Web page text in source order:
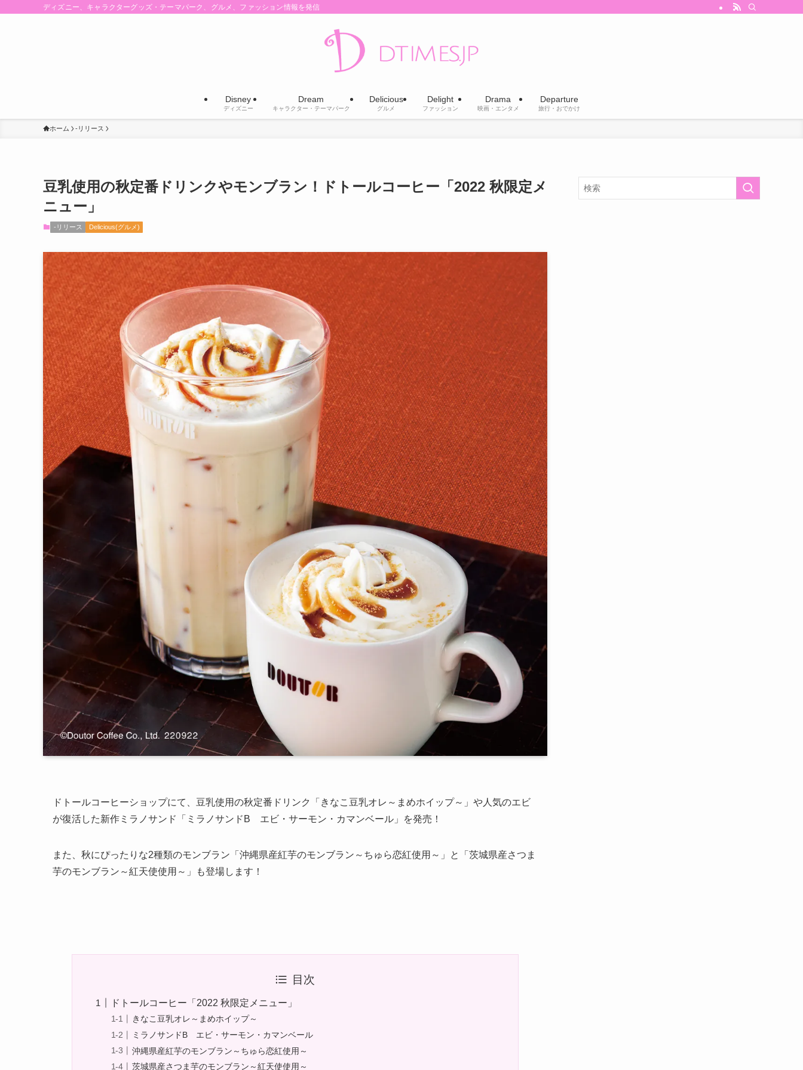
ディズニー、キャラクターグッズ・テーマパーク、グルメ、ファッション情報を発信
Disney
ディズニー
Dream
キャラクター・テーマパーク
Delicious
グルメ
Delight
ファッション
Drama
映画・エンタメ
Departure
旅行・おでかけ
ホーム -リリース
豆乳使用の秋定番ドリンクやモンブラン！ドトールコーヒー「2022 秋限定メ
ニュー」
-リリース Delicious(グルメ)
ドトールコーヒーショップにて、豆乳使用の秋定番ドリンク「きなこ豆乳オレ～まめホイップ～」や人気のエビ
が復活した新作ミラノサンド「ミラノサンドB エビ・サーモン・カマンベール」を発売！
また、秋にぴったりな2種類のモンブラン「沖縄県産紅芋のモンブラン～ちゅら恋紅使用～」と「茨城県産さつま
芋のモンブラン～紅天使使用～」も登場します！
目次
ドトールコーヒー「2022 秋限定メニュー」
きなこ豆乳オレ～まめホイップ～
ミラノサンドB エビ・サーモン・カマンベール
沖縄県産紅芋のモンブラン～ちゅら恋紅使用～
茨城県産さつま芋のモンブラン～紅天使使用～